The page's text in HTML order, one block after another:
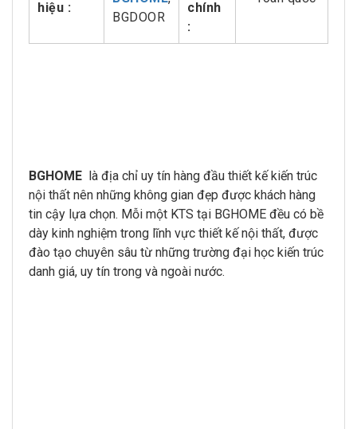
hiệu :
BGDOOR
chính
:
BGHOME là địa chỉ uy tín hàng đầu thiết kế kiến trúc
nội thất nên những không gian đẹp được khách hàng
tin cậy lựa chọn. Mỗi một KTS tại BGHOME đều có bề
dày kinh nghiệm trong lĩnh vực thiết kế nội thất, được
đào tạo chuyên sâu từ những trường đại học kiến trúc
danh giá, uy tín trong và ngoài nước.